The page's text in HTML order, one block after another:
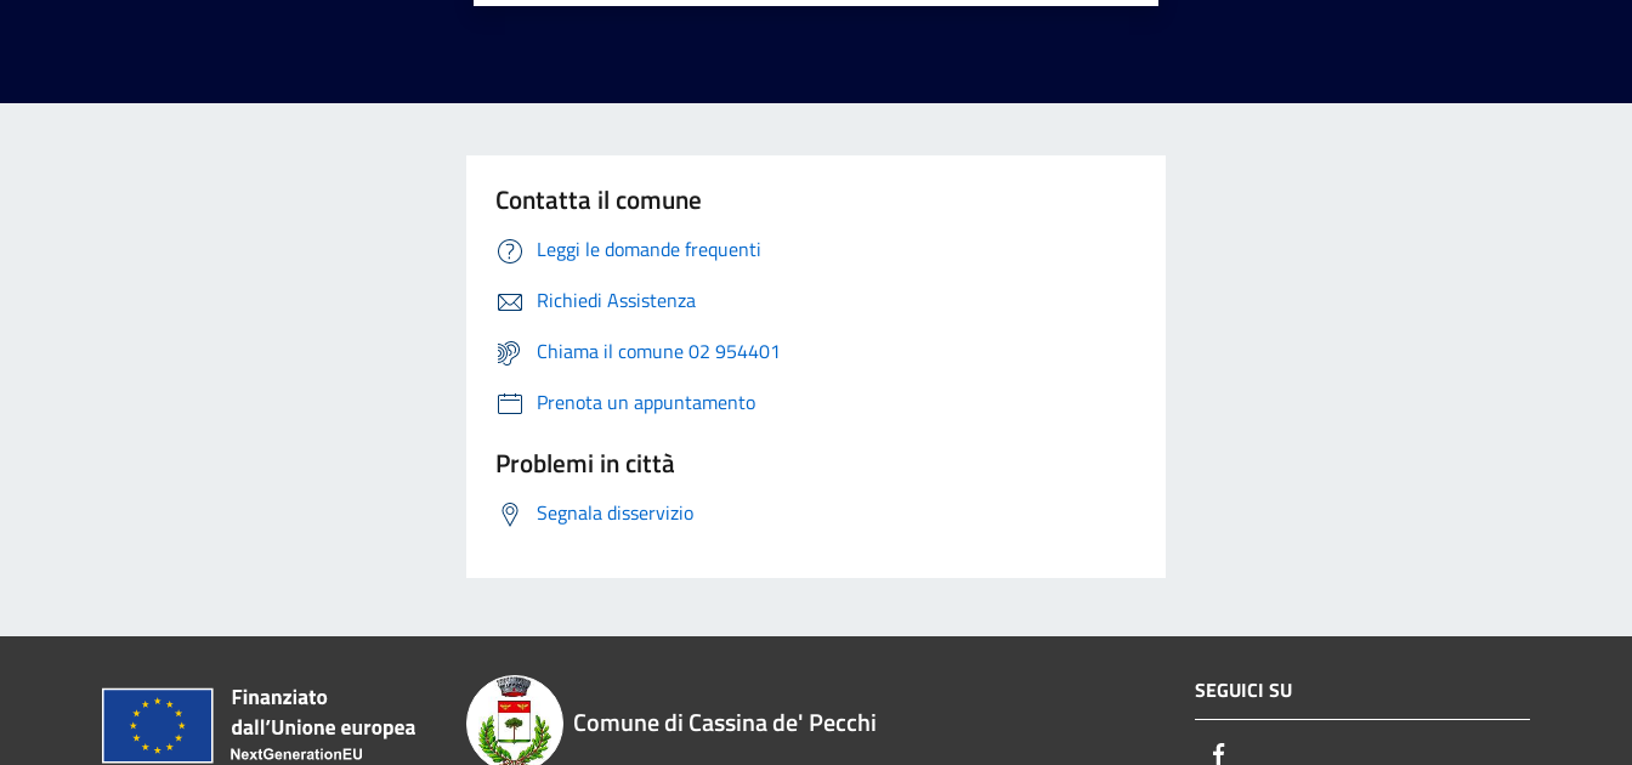
Contatta il comune
Leggi le domande frequenti
Richiedi Assistenza
Chiama il comune 02 954401
Prenota un appuntamento
Problemi in città
Segnala disservizio
Comune di Cassina de' Pecchi
SEGUICI SU